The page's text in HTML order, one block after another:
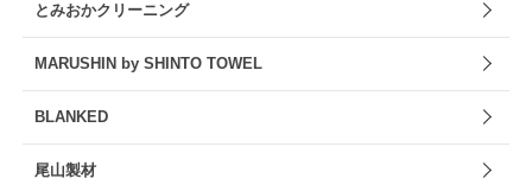
とみおかクリーニング
MARUSHIN by SHINTO TOWEL
BLANKED
尾山製材